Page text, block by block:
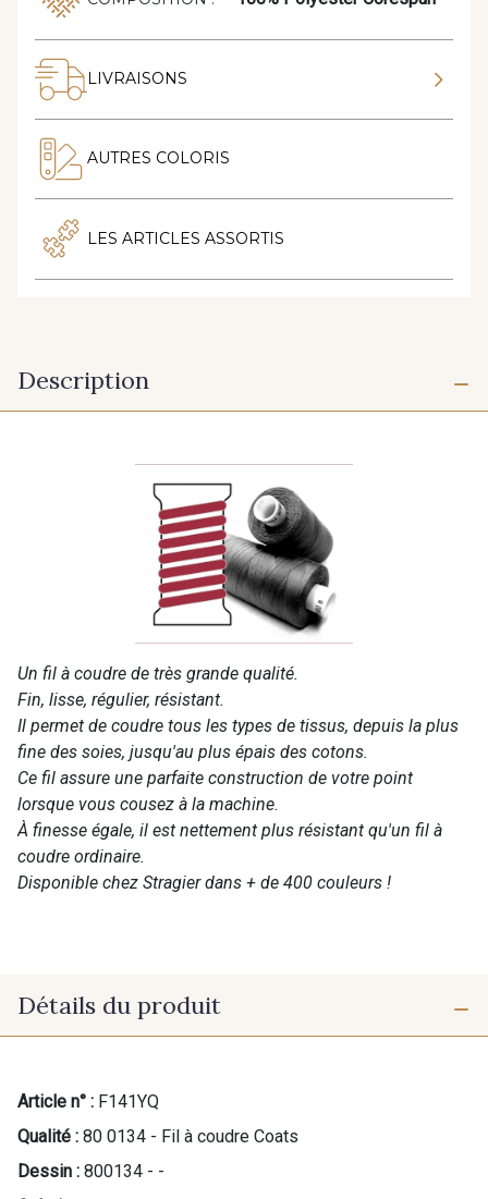
LIVRAISONS
AUTRES COLORIS
LES ARTICLES ASSORTIS
Description
Un fil à coudre de très grande qualité.
Fin, lisse, régulier, résistant.
Il permet de coudre tous les types de tissus, depuis la plus
fine des soies, jusqu'au plus épais des cotons.
Ce fil assure une parfaite construction de votre point
lorsque vous cousez à la machine.
À finesse égale, il est nettement plus résistant qu'un fil à
coudre ordinaire.
Disponible chez Stragier dans + de 400 couleurs !
Détails du produit
Article n° : F141YQ
Qualité : 80 0134 - Fil à coudre Coats
Dessin : 800134 - -